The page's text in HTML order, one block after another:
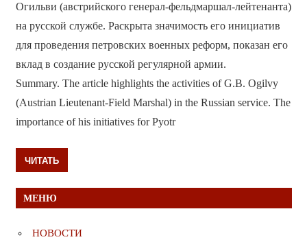
Огильви (австрийского генерал-фельдмаршал-лейтенанта)
на русской службе. Раскрыта значимость его инициатив
для проведения петровских военных реформ, показан его
вклад в создание русской регулярной армии.
Summary. The article highlights the activities of G.B. Ogilvy
(Austrian Lieutenant-Field Marshal) in the Russian service. The
importance of his initiatives for Pyotr
ЧИТАТЬ
МЕНЮ
НОВОСТИ